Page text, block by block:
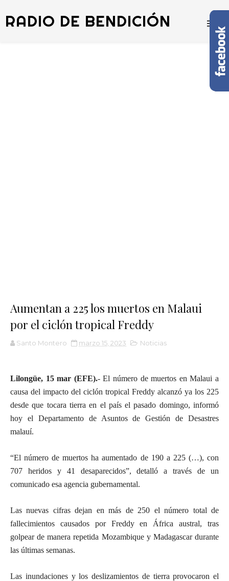
RADIO DE BENDICIÓN
Aumentan a 225 los muertos en Malaui
por el ciclón tropical Freddy
Santo Montero marzo 15, 2023 Noticias
Lilongüe, 15 mar (EFE).- El número de muertos en Malaui a
causa del impacto del ciclón tropical Freddy alcanzó ya los 225
desde que tocara tierra en el país el pasado domingo, informó
hoy el Departamento de Asuntos de Gestión de Desastres
malauí.
“El número de muertos ha aumentado de 190 a 225 (…), con
707 heridos y 41 desaparecidos”, detalló a través de un
comunicado esa agencia gubernamental.
Las nuevas cifras dejan en más de 250 el número total de
fallecimientos causados por Freddy en África austral, tras
golpear de manera repetida Mozambique y Madagascar durante
las últimas semanas.
Las inundaciones y los deslizamientos de tierra provocaron el